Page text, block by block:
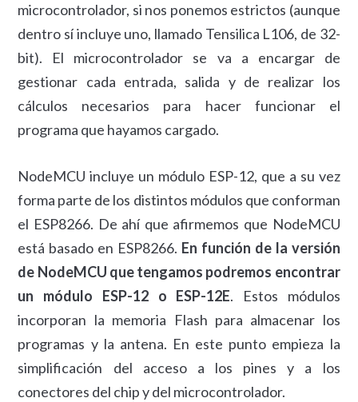
microcontrolador, si nos ponemos estrictos (aunque
dentro sí incluye uno, llamado Tensilica L106, de 32-
bit). El microcontrolador se va a encargar de
gestionar cada entrada, salida y de realizar los
cálculos necesarios para hacer funcionar el
programa que hayamos cargado.
NodeMCU incluye un módulo ESP-12, que a su vez
forma parte de los distintos módulos que conforman
el ESP8266. De ahí que afirmemos que NodeMCU
está basado en ESP8266. En función de la versión
de NodeMCU que tengamos podremos encontrar
un módulo ESP-12 o ESP-12E. Estos módulos
incorporan la memoria Flash para almacenar los
programas y la antena. En este punto empieza la
simplificación del acceso a los pines y a los
conectores del chip y del microcontrolador.